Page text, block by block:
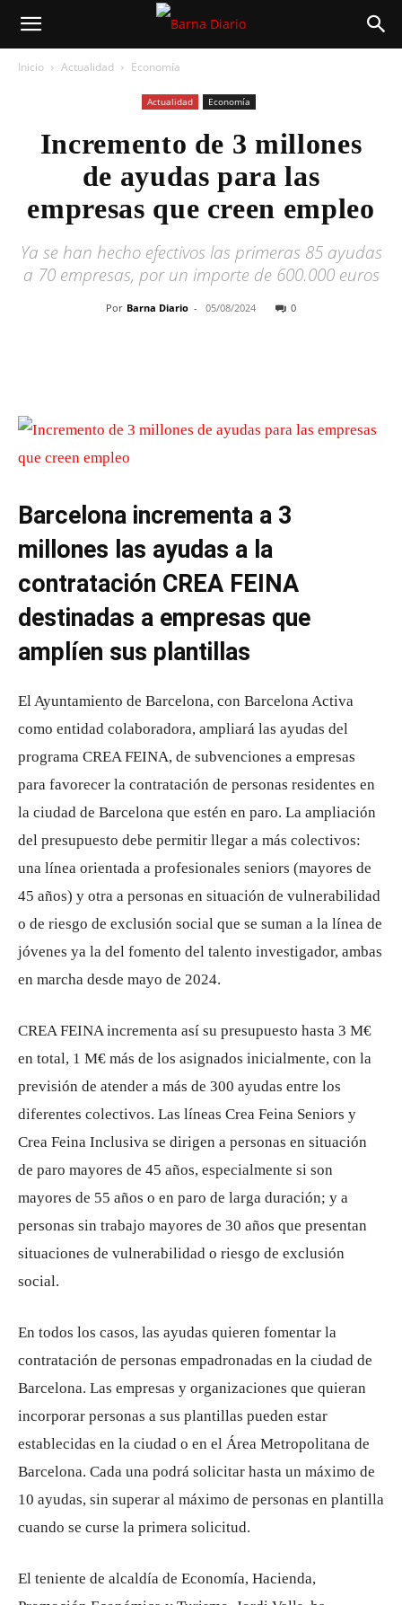
Inicio Actualidad Economía
Actualidad Economía
Incremento de 3 millones
de ayudas para las
empresas que creen empleo
Ya se han hecho efectivos las primeras 85 ayudas
a 70 empresas, por un importe de 600.000 euros
Por Barna Diario - 05/08/2024 0
Barcelona incrementa a 3
millones las ayudas a la
contratación CREA FEINA
destinadas a empresas que
amplíen sus plantillas
El Ayuntamiento de Barcelona, ​​con Barcelona Activa
como entidad colaboradora, ampliará las ayudas del
programa CREA FEINA, de subvenciones a empresas
para favorecer la contratación de personas residentes en
la ciudad de Barcelona que estén en paro. La ampliación
del presupuesto debe permitir llegar a más colectivos:
una línea orientada a profesionales seniors (mayores de
45 años) y otra a personas en situación de vulnerabilidad
o de riesgo de exclusión social que se suman a la línea de
jóvenes ya la del fomento del talento investigador, ambas
en marcha desde mayo de 2024.
CREA FEINA incrementa así su presupuesto hasta 3 M€
en total, 1 M€ más de los asignados inicialmente, con la
previsión de atender a más de 300 ayudas entre los
diferentes colectivos. Las líneas Crea Feina Seniors y
Crea Feina Inclusiva se dirigen a personas en situación
de paro mayores de 45 años, especialmente si son
mayores de 55 años o en paro de larga duración; y a
personas sin trabajo mayores de 30 años que presentan
situaciones de vulnerabilidad o riesgo de exclusión
social.
En todos los casos, las ayudas quieren fomentar la
contratación de personas empadronadas en la ciudad de
Barcelona. Las empresas y organizaciones que quieran
incorporar personas a sus plantillas pueden estar
establecidas en la ciudad o en el Área Metropolitana de
Barcelona. Cada una podrá solicitar hasta un máximo de
10 ayudas, sin superar al máximo de personas en plantilla
cuando se curse la primera solicitud.
El teniente de alcaldía de Economía, Hacienda,